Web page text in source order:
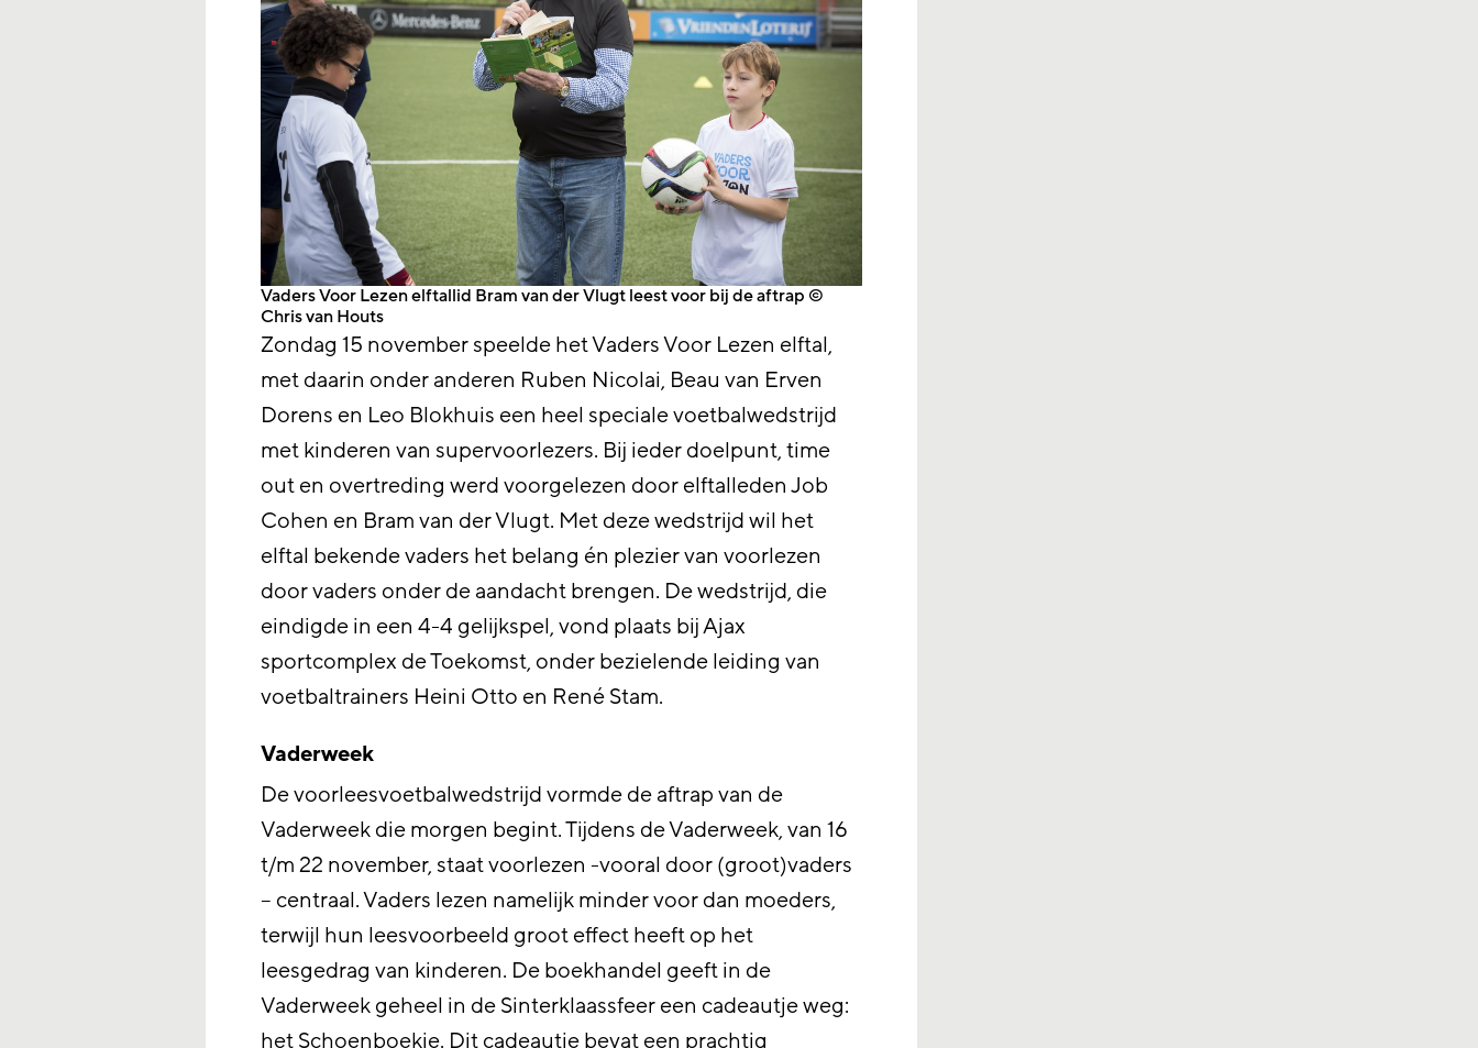
Vaders Voor Lezen elftallid Bram van der Vlugt leest voor bij de aftrap ©
Chris van Houts
Zondag 15 november speelde het Vaders Voor Lezen elftal,
met daarin onder anderen Ruben Nicolai, Beau van Erven
Dorens en Leo Blokhuis een heel speciale voetbalwedstrijd
met kinderen van supervoorlezers. Bij ieder doelpunt, time
out en overtreding werd voorgelezen door elftalleden Job
Cohen en Bram van der Vlugt. Met deze wedstrijd wil het
elftal bekende vaders het belang én plezier van voorlezen
door vaders onder de aandacht brengen. De wedstrijd, die
eindigde in een 4-4 gelijkspel, vond plaats bij Ajax
sportcomplex de Toekomst, onder bezielende leiding van
voetbaltrainers Heini Otto en René Stam.
Vaderweek
De voorleesvoetbalwedstrijd vormde de aftrap van de
Vaderweek die morgen begint. Tijdens de Vaderweek, van 16
t/m 22 november, staat voorlezen -vooral door (groot)vaders
– centraal. Vaders lezen namelijk minder voor dan moeders,
terwijl hun leesvoorbeeld groot effect heeft op het
leesgedrag van kinderen. De boekhandel geeft in de
Vaderweek geheel in de Sinterklaassfeer een cadeautje weg:
het Schoenboekje. Dit cadeautje bevat een prachtig